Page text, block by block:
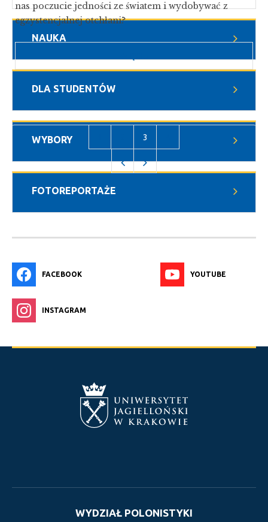
NAUKA
DLA STUDENTÓW
WYBORY
FOTOREPORTAŻE
FACEBOOK YOUTUBE
INSTAGRAM
nas poczucie jedności ze światem i wydobywać z
egzystencjalnej otchłani?
DYSKUSJA
KSIĄŻCE
PROF.
StronaAktualna
strona
3
Poprzednia
Następna
WYDZIAŁ POLONISTYKI